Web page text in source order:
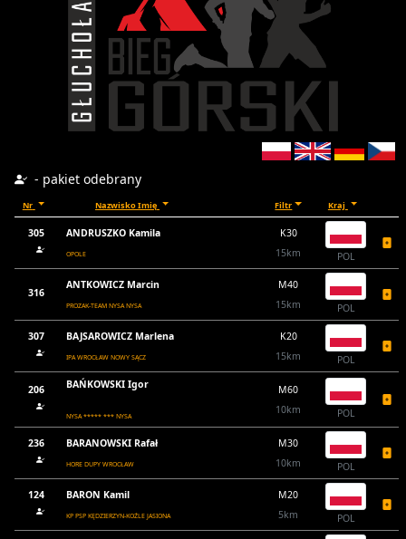
- pakiet odebrany
Nr Nazwisko Imię Filtr Kraj
305 ANDRUSZKO Kamila
OPOLE
K30
15km
POL
316
ANTKOWICZ Marcin
PROZAK-TEAM NYSA NYSA
M40
15km
POL
307 BAJSAROWICZ Marlena
IPA WROCŁAW NOWY SĄCZ
K20
15km
POL
206 BAŃKOWSKI Igor
NYSA ***** *** NYSA
M60
10km
POL
236 BARANOWSKI Rafał
HORE DUPY WROCŁAW
M30
10km
POL
124 BARON Kamil
KP PSP KĘDZIERZYN-KOŹLE JASIONA
M20
5km
POL